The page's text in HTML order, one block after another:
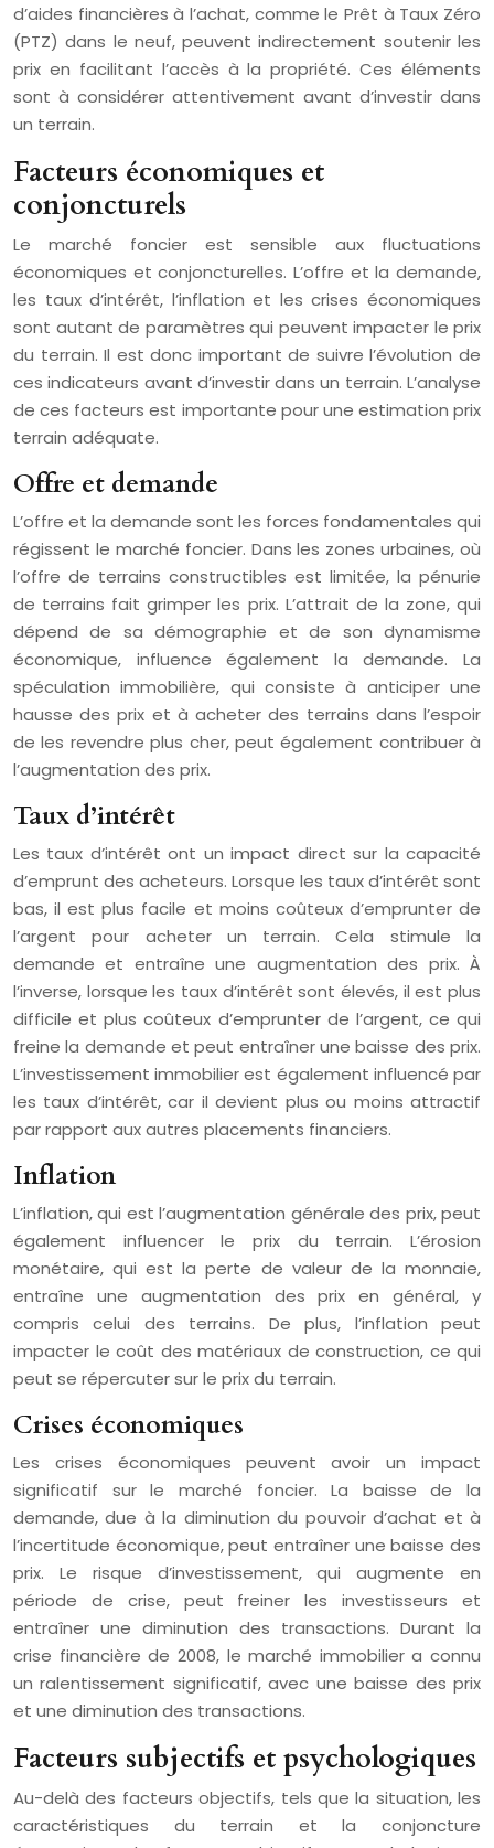
d’aides financières à l’achat, comme le Prêt à Taux Zéro
(PTZ) dans le neuf, peuvent indirectement soutenir les
prix en facilitant l’accès à la propriété. Ces éléments
sont à considérer attentivement avant d’investir dans
un terrain.
Facteurs économiques et
conjoncturels
Le marché foncier est sensible aux fluctuations
économiques et conjoncturelles. L’offre et la demande,
les taux d’intérêt, l’inflation et les crises économiques
sont autant de paramètres qui peuvent impacter le prix
du terrain. Il est donc important de suivre l’évolution de
ces indicateurs avant d’investir dans un terrain. L’analyse
de ces facteurs est importante pour une estimation prix
terrain adéquate.
Offre et demande
L’offre et la demande sont les forces fondamentales qui
régissent le marché foncier. Dans les zones urbaines, où
l’offre de terrains constructibles est limitée, la pénurie
de terrains fait grimper les prix. L’attrait de la zone, qui
dépend de sa démographie et de son dynamisme
économique, influence également la demande. La
spéculation immobilière, qui consiste à anticiper une
hausse des prix et à acheter des terrains dans l’espoir
de les revendre plus cher, peut également contribuer à
l’augmentation des prix.
Taux d’intérêt
Les taux d’intérêt ont un impact direct sur la capacité
d’emprunt des acheteurs. Lorsque les taux d’intérêt sont
bas, il est plus facile et moins coûteux d’emprunter de
l’argent pour acheter un terrain. Cela stimule la
demande et entraîne une augmentation des prix. À
l’inverse, lorsque les taux d’intérêt sont élevés, il est plus
difficile et plus coûteux d’emprunter de l’argent, ce qui
freine la demande et peut entraîner une baisse des prix.
L’investissement immobilier est également influencé par
les taux d’intérêt, car il devient plus ou moins attractif
par rapport aux autres placements financiers.
Inflation
L’inflation, qui est l’augmentation générale des prix, peut
également influencer le prix du terrain. L’érosion
monétaire, qui est la perte de valeur de la monnaie,
entraîne une augmentation des prix en général, y
compris celui des terrains. De plus, l’inflation peut
impacter le coût des matériaux de construction, ce qui
peut se répercuter sur le prix du terrain.
Crises économiques
Les crises économiques peuvent avoir un impact
significatif sur le marché foncier. La baisse de la
demande, due à la diminution du pouvoir d’achat et à
l’incertitude économique, peut entraîner une baisse des
prix. Le risque d’investissement, qui augmente en
période de crise, peut freiner les investisseurs et
entraîner une diminution des transactions. Durant la
crise financière de 2008, le marché immobilier a connu
un ralentissement significatif, avec une baisse des prix
et une diminution des transactions.
Facteurs subjectifs et psychologiques
Au-delà des facteurs objectifs, tels que la situation, les
caractéristiques du terrain et la conjoncture